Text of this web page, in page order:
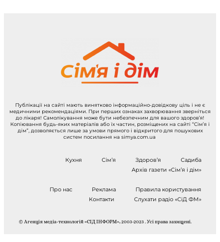
Публікації на сайті мають винятково інформаційно-довідкову ціль і не є
медичними рекомендаціями. При перших ознаках захворювання зверніться
до лікаря! Самолікування може бути небезпечним для вашого здоров’я!
Копіювання будь-яких матеріалів або їх частин, розміщених на сайті “Сім’я і
дім”, дозволяється лише за умови прямого і відкритого для пошукових
систем посилання на simya.com.ua
Кухня Сім’я Здоров’я
Садиба
Архів газети «Сім’я і дім»
Про нас Реклама
Правила користування
Контакти
Слухати радіо «СіД ФМ»
© Агенція медіа-технологій «СІД ІНФОРМ», 2003-2023 . Усі права захищені.